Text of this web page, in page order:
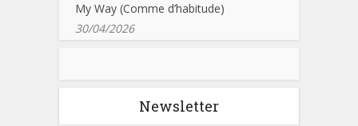
My Way (Comme d’habitude)
30/04/2026
Newsletter